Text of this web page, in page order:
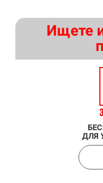
Ищете
ДЛЯ